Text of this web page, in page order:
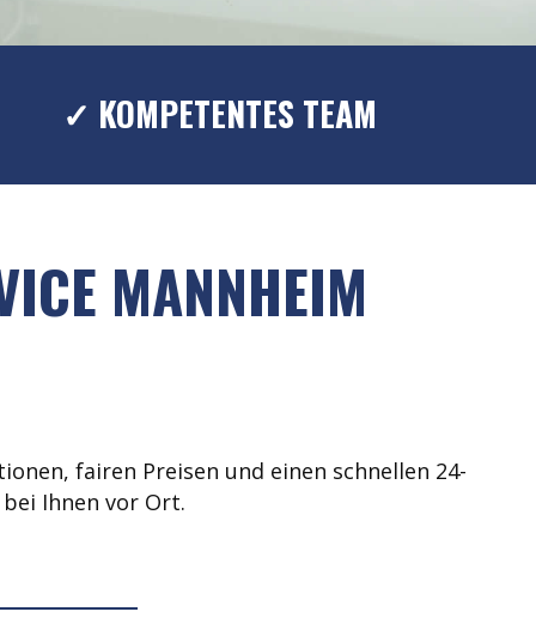
✓ KOMPETENTES TEAM
MANNHEIM
fairen Preisen und einen schnellen 24-
Ihnen vor Ort.